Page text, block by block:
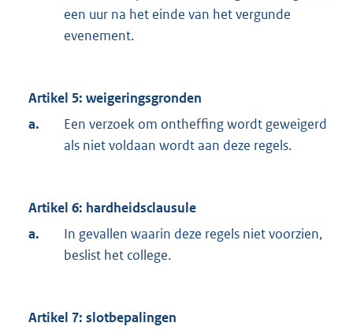
een uur na het einde van het vergunde
evenement.
Artikel 5: weigeringsgronden
a.
Een verzoek om ontheffing wordt geweigerd
als niet voldaan wordt aan deze regels.
Artikel 6: hardheidsclausule
a.
In gevallen waarin deze regels niet voorzien,
beslist het college.
Artikel 7: slotbepalingen